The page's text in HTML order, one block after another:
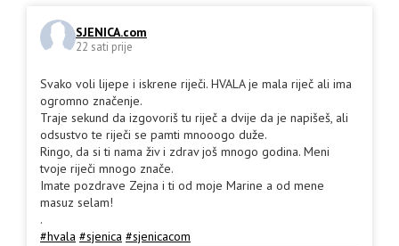
SJENICA.com
22 sati prije
Svako voli lijepe i iskrene riječi. HVALA je mala riječ ali ima
ogromno značenje.
Traje sekund da izgovoriš tu riječ a dvije da je napišeš, ali
odsustvo te riječi se pamti mnooogo duže.
Ringo, da si ti nama živ i zdrav još mnogo godina. Meni
tvoje riječi mnogo znače.
Imate pozdrave Zejna i ti od moje Marine a od mene
masuz selam!
.
#hvala #sjenica #sjenicacom